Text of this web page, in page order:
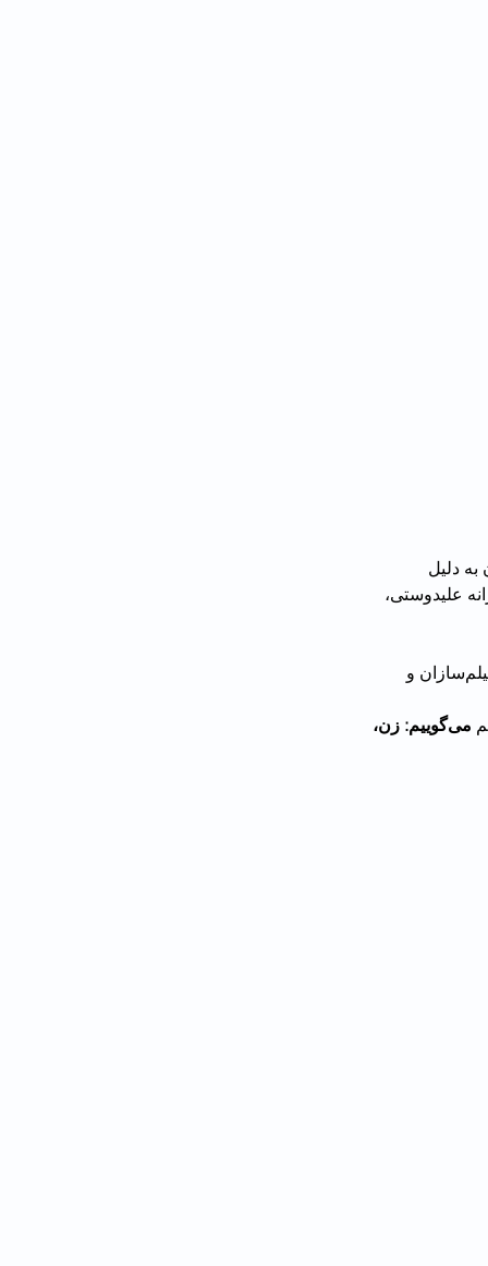
بیانیه‌ای از رژیم ایران به دلیل
ترانه علیدوستی،
در این بیانیه آمده است: «ما عمیقا نگران وضعیت ترانه علیدوستی هستیم و همراه دیگر فیلم‌سازان و
می‌گوییم: زن،